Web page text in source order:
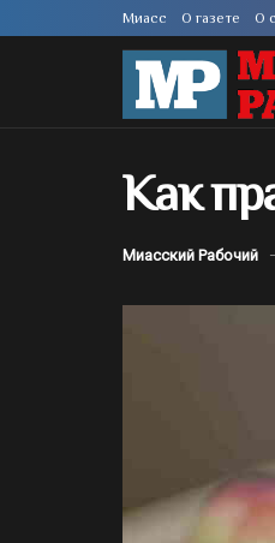
Миасс О газете О
Как
Миасский Рабочий